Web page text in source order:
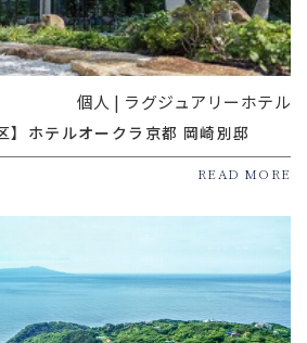
個人 | ラグジュアリーホテル
】ホテルオークラ京都 岡崎別邸
READ MORE